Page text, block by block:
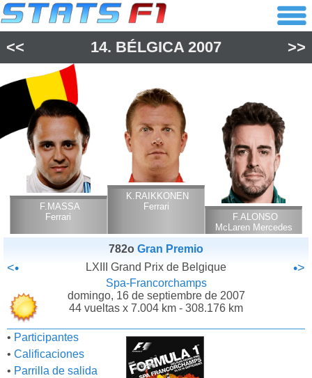
<< 14. BÉLGICA 2007 >>
F.MASSA
Ferrari
K.RAIKKONEN
Ferrari
F.ALONSO
McLaren Mercedes
782o Gran Premio
<• LXIII Grand Prix de Belgique •>
Spa-Francorchamps
domingo, 16 de septiembre de 2007
44 vueltas x 7.004 km - 308.176 km
• Participantes
• Calificaciones
• Parrilla de salida